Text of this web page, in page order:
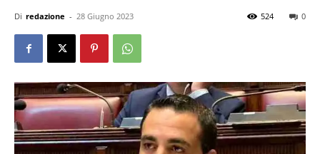
Di redazione - 28 Giugno 2023 0
524